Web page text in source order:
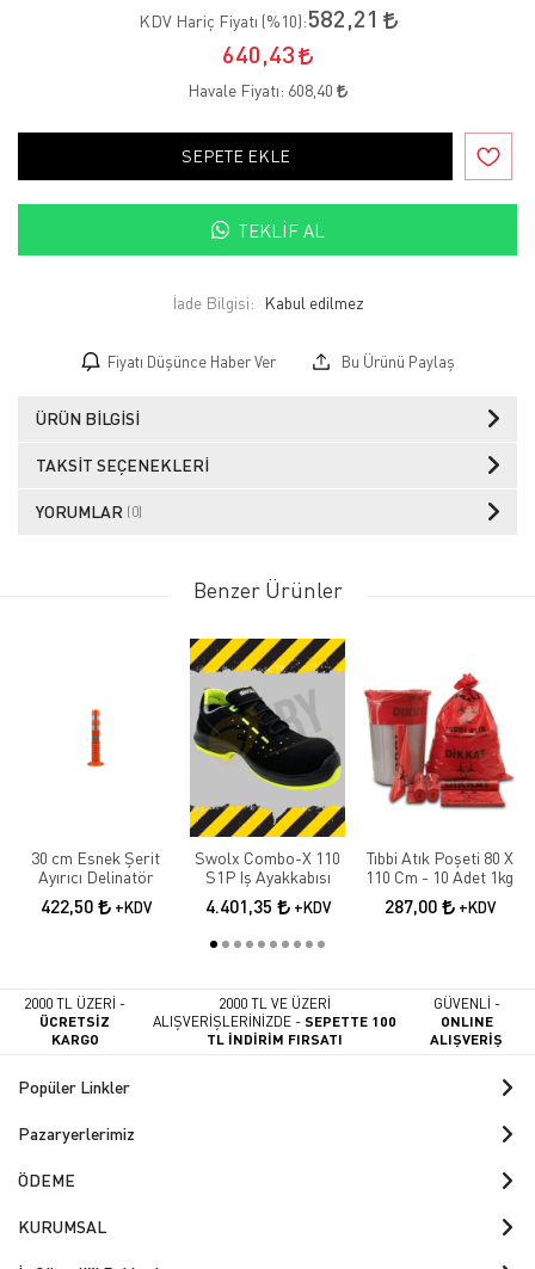
KDV Hariç Fiyatı (%10):582,21
640,43
Havale Fiyatı: 608,40
SEPETE EKLE
TEKLIF AL
İade Bilgisi:
Fiyatı Düşünce Haber Ver Bu Ürünü Paylaş
ÜRÜN BILGISI
TAKSIT SEÇENEKLERI
YORUMLAR (0)
Benzer Ürünler
30 cm Esnek Şerit
Ayırıcı Delinatör
422,50 +KDV
Swolx Combo-X 110
S1P Iş Ayakkabısı
4.401,35 +KDV
Tıbbi Atık Poşeti 80 X
110 Cm - 10 Adet 1kg
287,00 +KDV
2000 TL ÜZERİ -
ÜCRETSİZ
KARGO
2000 TL VE ÜZERİ
ALIŞVERİŞLERİNİZDE -SEPETTE 100
TL İNDİRİM FIRSATI
GÜVENLİ -
ONLINE
ALIŞVERİŞ
Popüler Linkler
Pazaryerlerimiz
ÖDEME
KURUMSAL